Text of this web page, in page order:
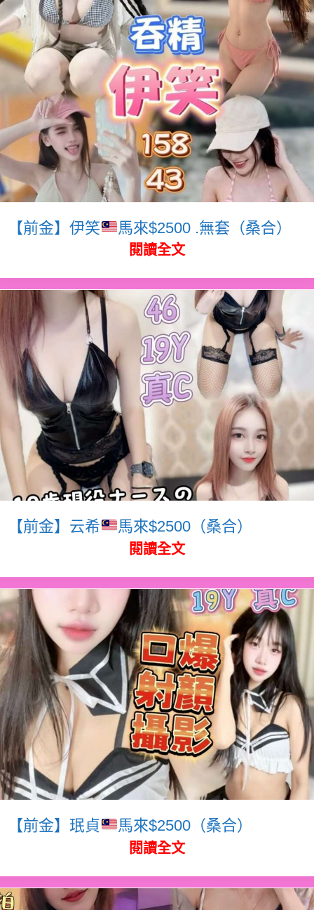
【前金】伊笑 馬來$2500 .無套（桑合）
閱讀全文
【前金】云希 馬來$2500（桑合）
閱讀全文
【前金】珉貞 馬來$2500（桑合）
閱讀全文